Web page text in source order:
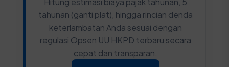
tahunan (ganti plat), hingga rincian denda
keterlambatan Anda sesuai dengan
regulasi Opsen UU HKPD terbaru secara
cepat dan transparan.